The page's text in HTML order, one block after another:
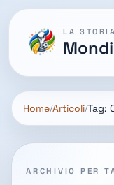
Home Articoli Tag:
ARCHIVIO PER